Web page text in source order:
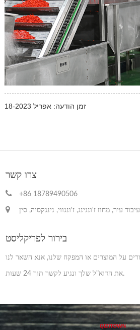
זמן הודעה: אפריל 18-2023
צרו קשר
+86 18789490506
בירור לפריקליסט
על המוצרים או המפקח שלנו, אנא השאר לנו
את הדוא"ל שלך ונגיע לקשר תוך 24 שעות.